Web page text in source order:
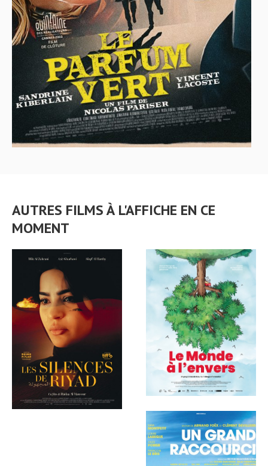
AUTRES FILMS À L'AFFICHE EN CE
MOMENT